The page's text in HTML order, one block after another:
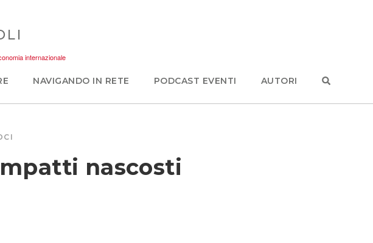
internazionale
NAVIGANDO IN RETE PODCAST EVENTI AUTORI
nascosti